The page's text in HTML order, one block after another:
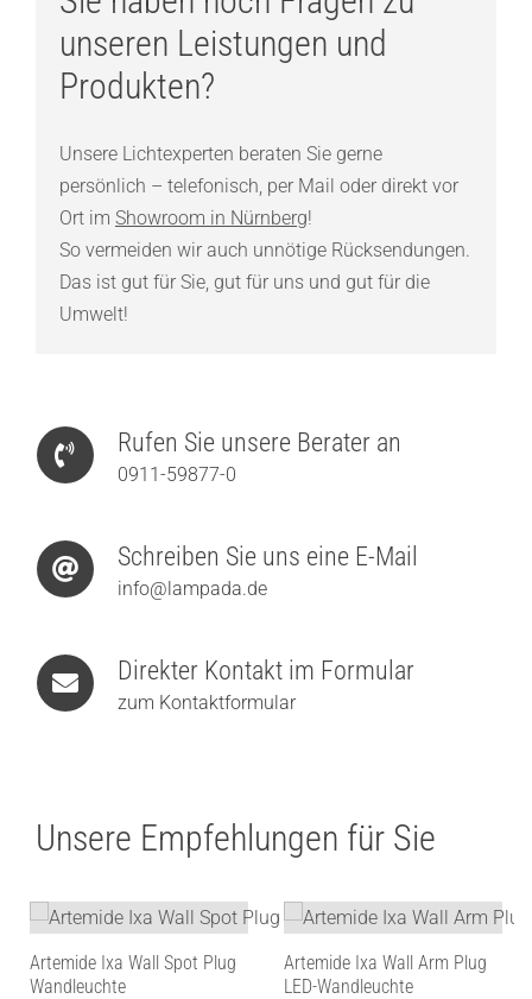
unseren Leistungen und
Produkten?
Unsere Lichtexperten beraten Sie gerne
persönlich – telefonisch, per Mail oder direkt vor
Ort im Showroom in Nürnberg!
So vermeiden wir auch unnötige Rücksendungen.
Das ist gut für Sie, gut für uns und gut für die
Umwelt!
Rufen Sie unsere Berater an
0911-59877-0
Schreiben Sie uns eine E-Mail
info@lampada.de
Direkter Kontakt im Formular
zum Kontaktformular
Unsere Empfehlungen für Sie
Artemide Ixa Wall Spot Plug
Wandleuchte
Artemide Ixa Wall Arm Plug
LED-Wandleuchte